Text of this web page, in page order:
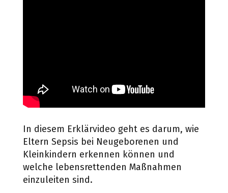
In diesem Erklärvideo geht es darum, wie
Eltern Sepsis bei Neugeborenen und
Kleinkindern erkennen können und
welche lebensrettenden Maßnahmen
einzuleiten sind.